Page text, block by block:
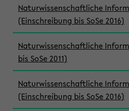
Naturwissenschaftliche
(Einschreibung bis SoSe 2016)
Naturwissenschaftliche
bis SoSe 2011)
Naturwissenschaftliche
(Einschreibung bis SoSe 2016)